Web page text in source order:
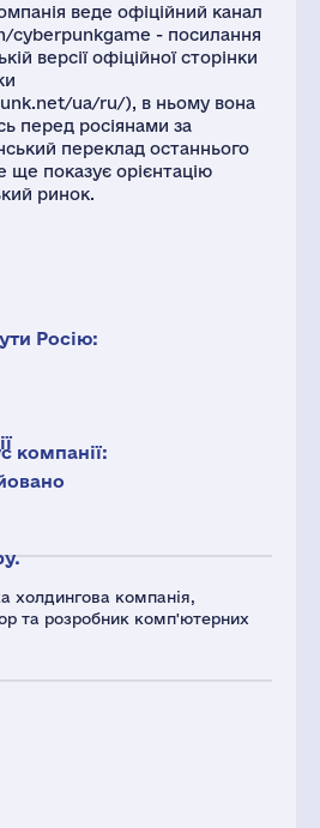
холдингова компанія,
та розробник комп'ютерних
веде офіційний канал
cyberpunkgame - посилання
версії офіційної сторінки
ua/ru/), в ньому вона
перед росіянами за
переклад останнього
показує орієнтацію
ринок.
Росію:
компанії: